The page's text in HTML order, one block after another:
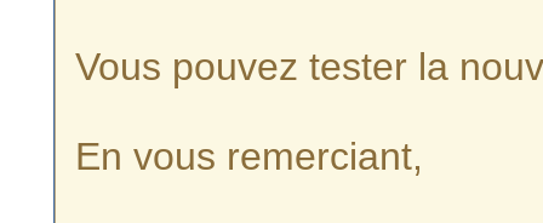
Vous pouvez tester la
En vous remerciant,